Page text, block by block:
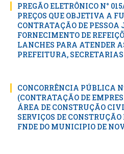
PREGÃO ELETRÔNICO N°
PREÇOS QUE OBJETIVA A
CONTRATAÇÃO DE
FORNECIMENTO DE
LANCHES PARA ATENDER
PREFEITURA,
CONCORRÊNCIA PÚBLICA
(CONTRATAÇÃO DE
ÁREA DE CONSTRUÇÃO
SERVIÇOS DE
FNDE DO MUNICIPIO DE